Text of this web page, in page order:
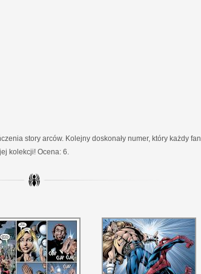
story arców. Kolejny doskonały numer, który każdy fan
kolekcji! Ocena: 6.